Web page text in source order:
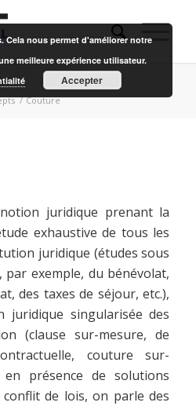
/ Couture
juridique prenant la
exhaustive de tous les
juridique (études sous
exemple, du bénévolat,
des taxes de séjour, etc.),
juridique singularisée des
(clause sur-mesure, de
couture sur-
en présence de solutions
conflit de lois, on parle des
Cela nous permet d'améliorer notre
meilleure expérience utilisateur.
Accepter